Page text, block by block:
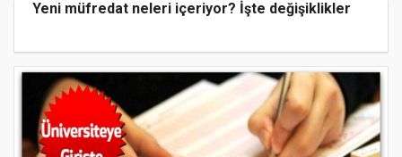
Yeni müfredat neleri içeriyor? İşte değişiklikler